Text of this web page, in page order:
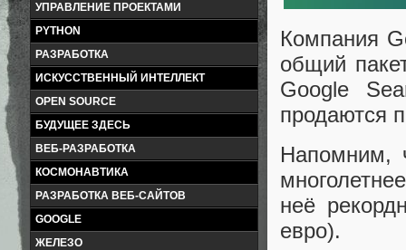
УПРАВЛЕНИЕ ПРОЕКТАМИ
PYTHON
РАЗРАБОТКА
ИСКУССТВЕННЫЙ ИНТЕЛЛЕКТ
OPEN SOURCE
БУДУЩЕЕ ЗДЕСЬ
ВЕБ-РАЗРАБОТКА
КОСМОНАВТИКА
РАЗРАБОТКА ВЕБ-САЙТОВ
GOOGLE
ЖЕЛЕЗО
Компания
общий
Google
продаются
Напомним,
неё
евро).